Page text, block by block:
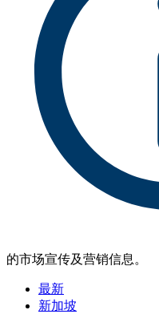
的市场宣传及营销信息。
最新
新加坡